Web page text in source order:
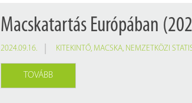
Macskatartás Európában
2024.09.16. KITEKINTŐ, MACSKA, NEMZETKÖZI
TOVÁBB